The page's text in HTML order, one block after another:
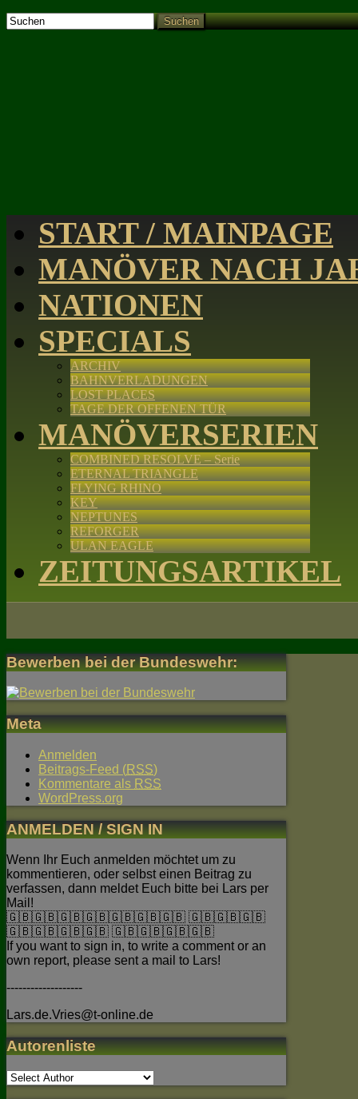
Suchen
START / MAINPAGE
MANÖVER NACH
NATIONEN
SPECIALS
ARCHIV
BAHNVERLADUNGEN
LOST PLACES
TAGE DER OFFENEN TÜR
MANÖVERSERIEN
COMBINED RESOLVE – Serie
ETERNAL TRIANGLE
FLYING RHINO
KEY
NEPTUNES
REFORGER
ULAN EAGLE
ZEITUNGSARTIKEL
Bewerben bei der Bundeswehr:
Meta
Anmelden
Beitrags-Feed (RSS)
Kommentare als RSS
WordPress.org
ANMELDEN / SIGN IN
Wenn Ihr Euch anmelden möchtet um zu
kommentieren, oder selbst einen Beitrag zu
verfassen, dann meldet Euch bitte bei Lars per
Mail!
🇬🇧🇬🇧🇬🇧🇬🇧🇬🇧🇬🇧🇬🇧 🇬🇧🇬🇧🇬🇧
🇬🇧🇬🇧🇬🇧🇬🇧 🇬🇧🇬🇧🇬🇧🇬🇧
If you want to sign in, to write a comment or an
own report, please sent a mail to Lars!
-------------------
Lars.de.Vries@t-online.de
Autorenliste